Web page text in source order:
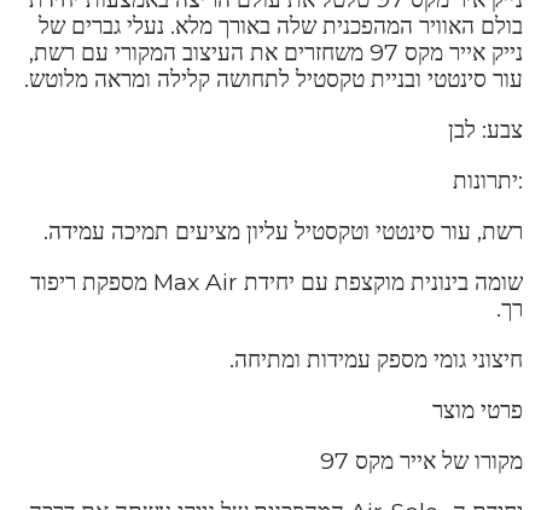
בולם האוויר המהפכנית שלה באורך מלא. נעלי גברים של
נייק אייר מקס 97 משחזרים את העיצוב המקורי עם רשת,
עור סינטטי ובניית טקסטיל לתחושה קלילה ומראה מלוטש.
צבע: לבן
:יתרונות
רשת, עור סינטטי וטקסטיל עליון מציעים תמיכה עמידה.
שומה בינונית מוקצפת עם יחידת Max Air מספקת ריפוד
רך.
חיצוני גומי מספק עמידות ומתיחה.
פרטי מוצר
מקורו של אייר מקס 97